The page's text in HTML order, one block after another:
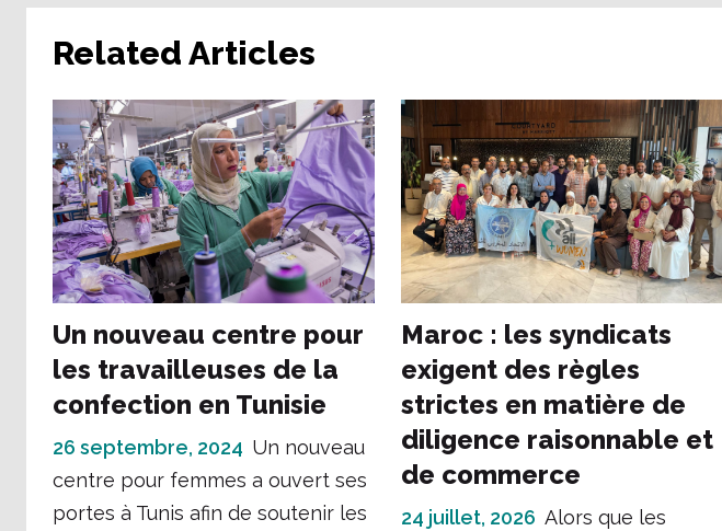
Related Articles
Un nouveau centre pour
les travailleuses de la
confection en Tunisie
26 septembre, 2024 Un nouveau
centre pour femmes a ouvert ses
portes à Tunis afin de soutenir les
Maroc : les syndicats
exigent des règles
strictes en matière de
diligence raisonnable et
de commerce
24 juillet, 2026 Alors que les